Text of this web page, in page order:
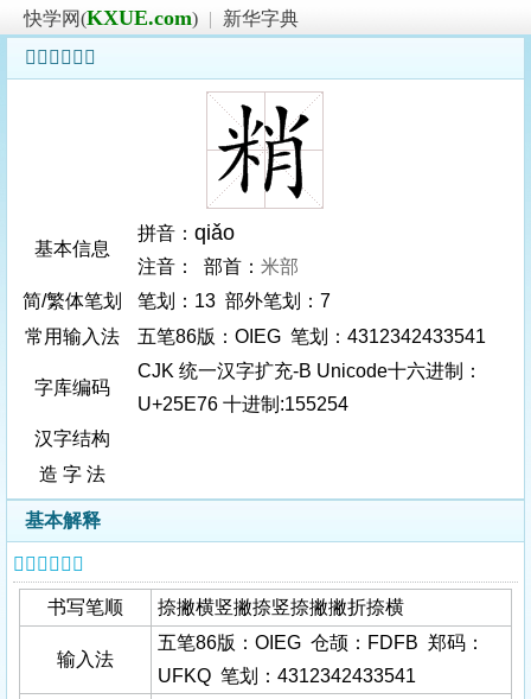
快学网(KXUE.com) |
新华字典
𥹶字基本信息
基本信息
拼音： qiǎo
注音： 部首： 米部
简/繁体笔划
笔划：13 部外笔划：7
常用输入法
五笔86版：OIEG 笔划：4312342433541
字库编码
CJK 统一汉字扩充-B Unicode十六进制：
U+25E76 十进制:155254
汉字结构
造 字 法
基本解释
𥹶字基本信息
书写笔顺 捺撇横竖撇捺竖捺撇撇折捺横
输入法
五笔86版：OIEG 仓颉：FDFB 郑码：
UFKQ 笔划：4312342433541